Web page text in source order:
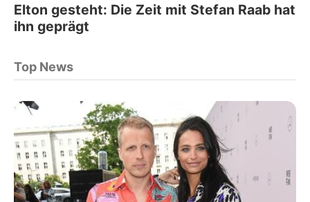
Elton gesteht: Die Zeit mit Stefan Raab hat
ihn geprägt
Top News